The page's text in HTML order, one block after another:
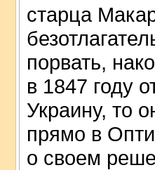
старца
порвать,
в 1847 году
Украину, то
прямо в
о своем